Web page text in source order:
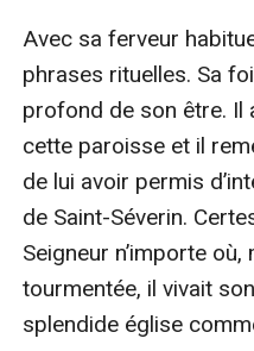
Avec sa ferveur
phrases rituelles. Sa
profond de son être. Il
cette paroisse et il
de lui avoir permis
de Saint-Séverin.
Seigneur n’importe
tourmentée, il vivait
splendide église